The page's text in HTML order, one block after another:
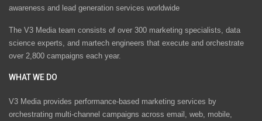
awareness and lead generation services worldwide
The V3 Media team consists of over 300 marketing specialists, data
science experts, and martech engineers that execute and orchestrate
over 2,800 campaigns each year.
WHAT WE DO
V3 Media provides performance-based marketing services by
orchestrating multi-channel campaigns across email, web, mobile,